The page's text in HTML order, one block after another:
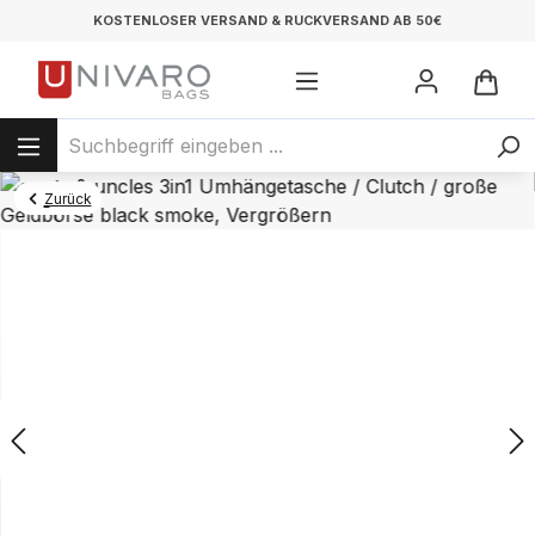
KOSTENLOSER VERSAND & RÜCKVERSAND AB 50€
Zurück